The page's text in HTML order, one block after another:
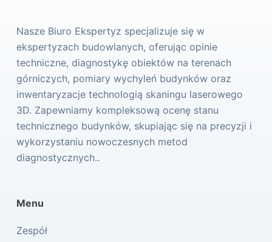
Nasze Biuro Ekspertyz specjalizuje się w
ekspertyzach budowlanych, oferując opinie
techniczne, diagnostykę obiektów na terenach
górniczych, pomiary wychyleń budynków oraz
inwentaryzacje technologią skaningu laserowego
3D. Zapewniamy kompleksową ocenę stanu
technicznego budynków, skupiając się na precyzji i
wykorzystaniu nowoczesnych metod
diagnostycznych..
Menu
Zespół